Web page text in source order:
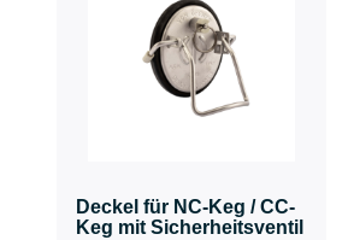
Deckel für NC-Keg / CC-
Keg mit Sicherheitsventil